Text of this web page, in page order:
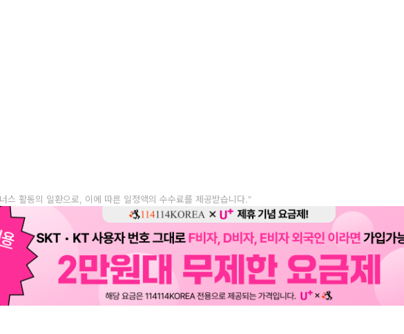
스 활동의 일환으로, 이에 따른 일정액의 수수료를 제공받습니다."